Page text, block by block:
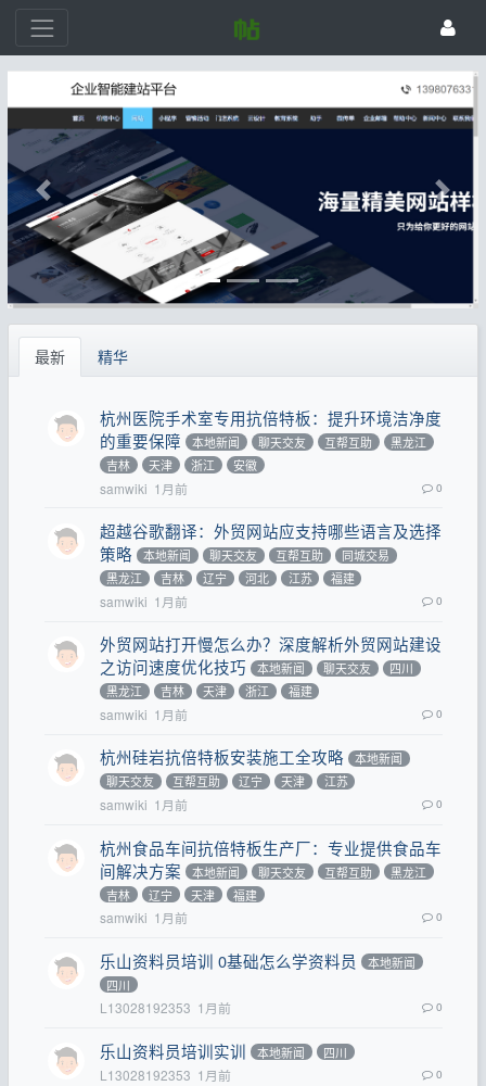
最新 精华
杭州医院手术室专用抗倍特板：提升环境洁净度
的重要保障
本地新闻 聊天交友 互帮互助
黑龙江
吉林
天津 浙江 安徽
samwiki 1月前 0
超越谷歌翻译：外贸网站应支持哪些语言及选择
策略
本地新闻 聊天交友 互帮互助
同城交易
黑龙江
吉林 辽宁 河北 江苏 福建
samwiki 1月前 0
外贸网站打开慢怎么办？深度解析外贸网站建设
之访问速度优化技巧
本地新闻 聊天交友
四川
黑龙江
吉林 天津 浙江 福建
samwiki 1月前 0
杭州硅岩抗倍特板安装施工全攻略
本地新闻
聊天交友
互帮互助 辽宁 天津 江苏
samwiki 1月前 0
杭州食品车间抗倍特板生产厂：专业提供食品车
间解决方案
本地新闻 聊天交友 互帮互助
黑龙江
吉林
辽宁 天津 福建
samwiki 1月前 0
乐山资料员培训 0基础怎么学资料员
本地新闻
四川
L13028192353 1月前 0
乐山资料员培训实训 本地新闻 四川
L13028192353 1月前 0